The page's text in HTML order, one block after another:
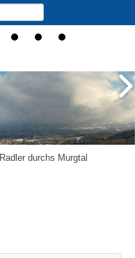
Radler durchs Murgtal